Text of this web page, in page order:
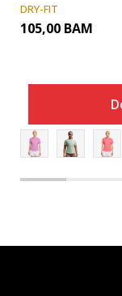
DRY-FIT
105,00 BAM